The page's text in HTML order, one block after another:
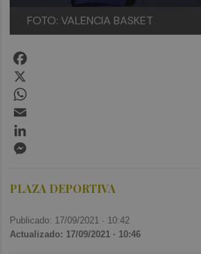
FOTO: VALENCIA BASKET
PLAZA DEPORTIVA
Publicado: 17/09/2021 · 10:42
Actualizado: 17/09/2021 · 10:46